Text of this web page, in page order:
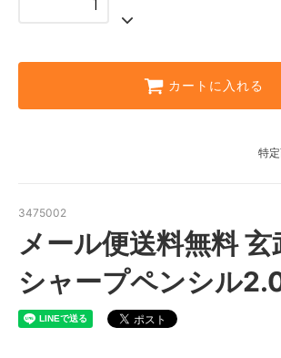
カートに入れる
特
3475002
メール便送料無料 玄
シャープペンシル